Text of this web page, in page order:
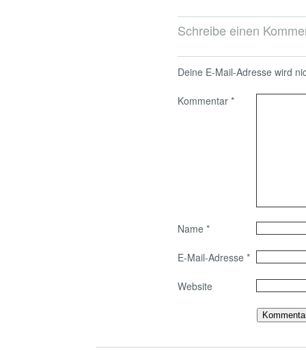
Schreibe einen
Deine E-Mail-Adresse wird
Kommentar *
Name *
E-Mail-Adresse *
Website